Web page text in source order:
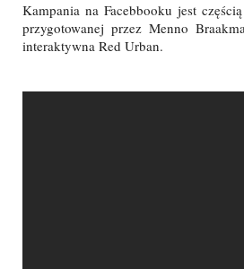
Kampania na Facebbooku jest
przygotowanej przezMenno
interaktywna Red Urban.